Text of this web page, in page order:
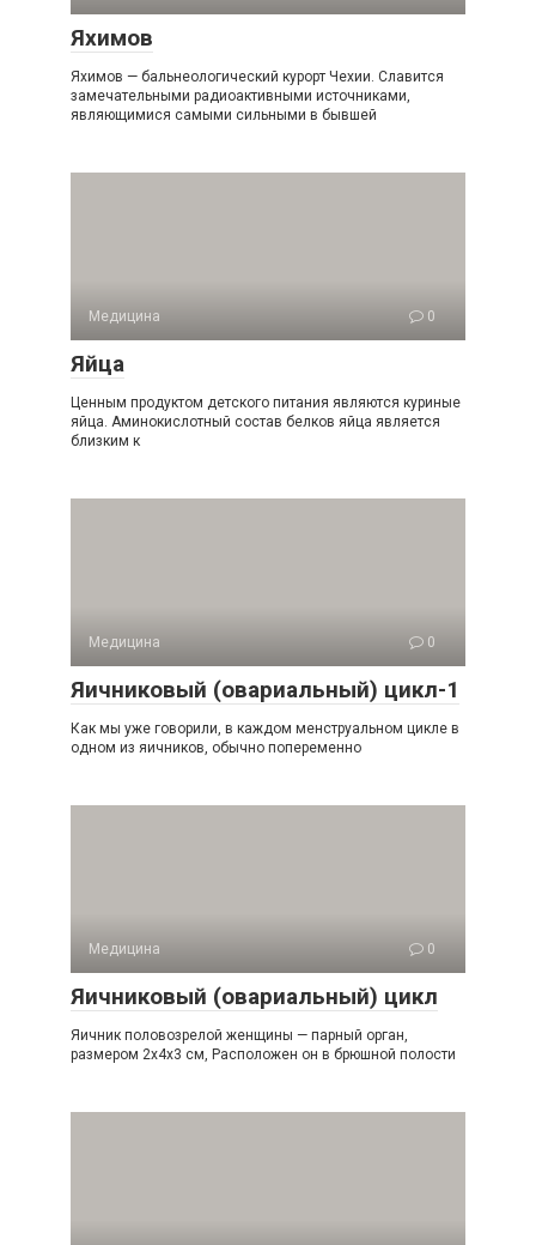
Яхимов
Яхимов — бальнеологический курорт Чехии. Славится
замечательными радиоактивными источниками,
являющимися самыми сильными в бывшей
Медицина 0
Яйца
Ценным продуктом детского питания являются куриные
яйца. Аминокислотный состав белков яйца является
близким к
Медицина 0
Яичниковый (овариальный) цикл-1
Как мы уже говорили, в каждом менструальном цикле в
одном из яичников, обычно попеременно
Медицина 0
Яичниковый (овариальный) цикл
Яичник половозрелой женщины — парный орган,
размером 2x4x3 см, Расположен он в брюшной полости